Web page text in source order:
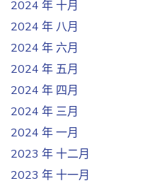
2024 年 十月
2024 年 八月
2024 年 六月
2024 年 五月
2024 年 四月
2024 年 三月
2024 年 一月
2023 年 十二月
2023 年 十一月